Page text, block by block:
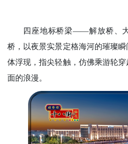
四座地标桥梁——解放桥、
桥 ，以夜景实景定格海河的璀璨
体浮现，指尖轻触，仿佛乘游轮
面的浪漫。